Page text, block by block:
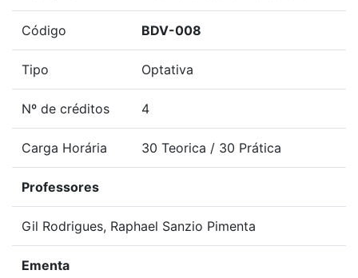
Código BDV-008
Tipo Optativa
Nº de créditos 4
Carga Horária 30 Teorica / 30 Prática
Professores
Gil Rodrigues, Raphael Sanzio Pimenta
Ementa